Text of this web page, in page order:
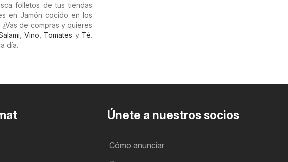
folletos de tus tiendas
en Jamón cocido en los
de compras y quieres
,Vino Tomates y Té.
día.
Únete a nuestros socios
Cómo anunciar